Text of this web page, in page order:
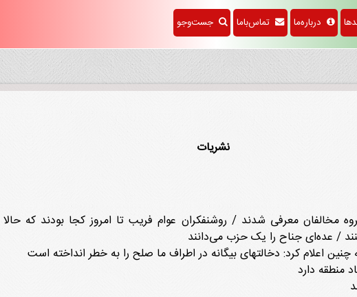
درباره‌ما تماس‌باما جست‌وجو
نشریات
معرفی شدند / روشنفکران عوام فریب تا امروز کجا بودند که حالا
/ عده‌ای جناح را یک حزب می‌دانند
اعلام کرد: دخالتهای بیگانه در اطراف ما صلح را به خطر انداخته است
منطقه دارد